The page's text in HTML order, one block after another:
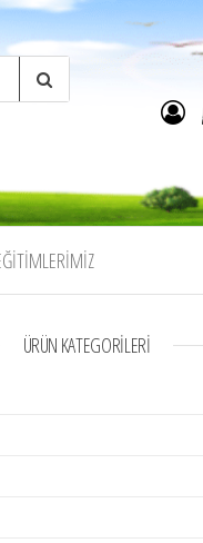
ÜRÜN KATEGORILERI